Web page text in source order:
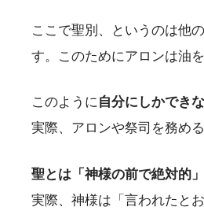
ここで聖別、というのは他
す。このためにアロンは油
このように自分にしかでき
実際、アロンや祭司を務め
聖とは「神様の前で絶対的
実際、神様は「言われたと